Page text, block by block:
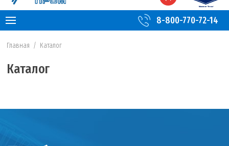
8-800-770-72-14
Главная / Каталог
Каталог